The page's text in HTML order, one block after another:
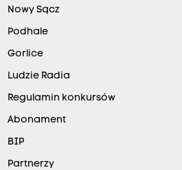
Nowy Sącz
Podhale
Gorlice
Ludzie Radia
Regulamin konkursów
Abonament
BIP
Partnerzy